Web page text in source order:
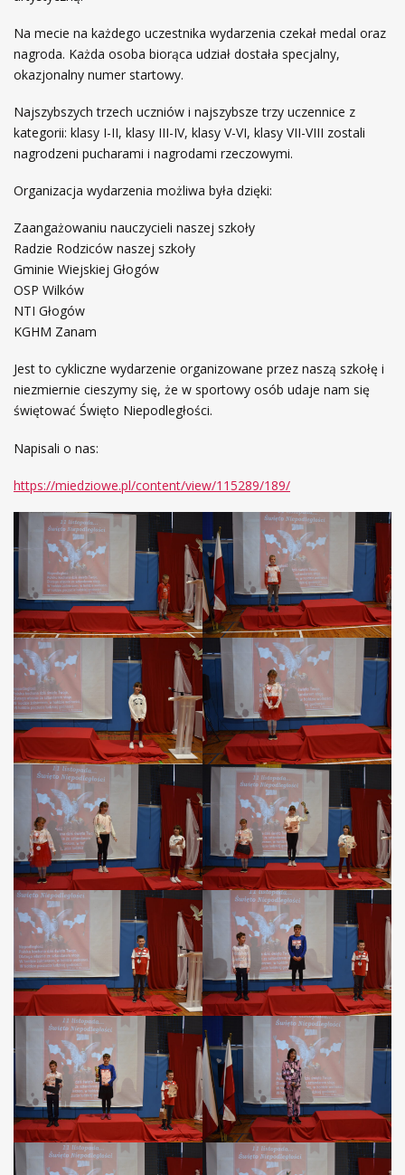
Na mecie na każdego uczestnika wydarzenia czekał medal oraz
nagroda. Każda osoba biorąca udział dostała specjalny,
okazjonalny numer startowy.
Najszybszych trzech uczniów i najszybsze trzy uczennice z
kategorii: klasy I-II, klasy III-IV, klasy V-VI, klasy VII-VIII zostali
nagrodzeni pucharami i nagrodami rzeczowymi.
Organizacja wydarzenia możliwa była dzięki:
Zaangażowaniu nauczycieli naszej szkoły
Radzie Rodziców naszej szkoły
Gminie Wiejskiej Głogów
OSP Wilków
NTI Głogów
KGHM Zanam
Jest to cykliczne wydarzenie organizowane przez naszą szkołę i
niezmiernie cieszymy się, że w sportowy osób udaje nam się
świętować Święto Niepodległości.
Napisali o nas:
https://miedziowe.pl/content/view/115289/189/